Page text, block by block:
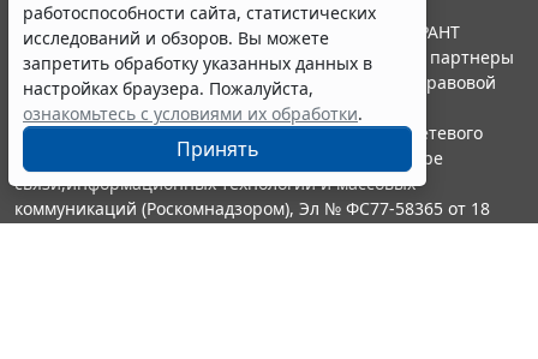
работоспособности сайта, статистических
исследований и обзоров. Вы можете
запретить обработку указанных данных в
настройках браузера. Пожалуйста,
ознакомьтесь с условиями их обработки.
Принять
© ООО "НПП "ГАРАНТ-СЕРВИС", 2026. Система ГАРАНТ
выпускается с 1990 года. Компания "Гарант" и ее партнеры
являются участниками Российской ассоциации правовой
информации ГАРАНТ.
Портал ГАРАНТ.РУ зарегистрирован в качестве сетевого
издания Федеральной службой по надзору в сфере
связи,информационных технологий и массовых
коммуникаций (Роскомнадзором), Эл № ФС77-58365 от 18